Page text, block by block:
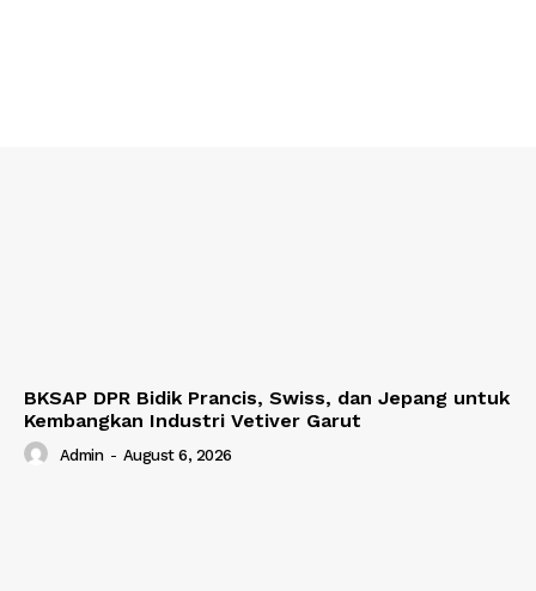
BKSAP DPR Bidik Prancis, Swiss, dan Jepang untuk
Kembangkan Industri Vetiver Garut
Admin - August 6, 2026